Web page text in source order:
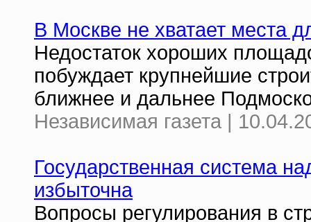
В Москве не хватает места
Недостаток хороших
побуждает крупнейшие
ближнее и дальнее
Независимая газета |
Государственная система
избыточна
Вопросы регулирования в